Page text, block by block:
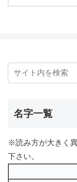
名字一覧
※読み方が大きく
下さい。